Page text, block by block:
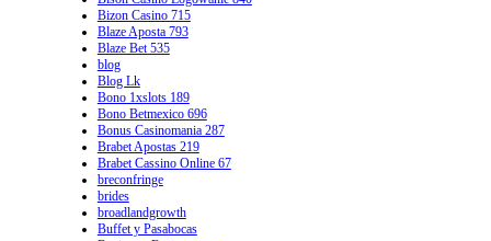
Bizon Casino 715
Blaze Aposta 793
Blaze Bet 535
blog
Blog Lk
Bono 1xslots 189
Bono Betmexico 696
Bonus Casinomania 287
Brabet Apostas 219
Brabet Cassino Online 67
breconfringe
brides
broadlandgrowth
Buffet y Pasabocas